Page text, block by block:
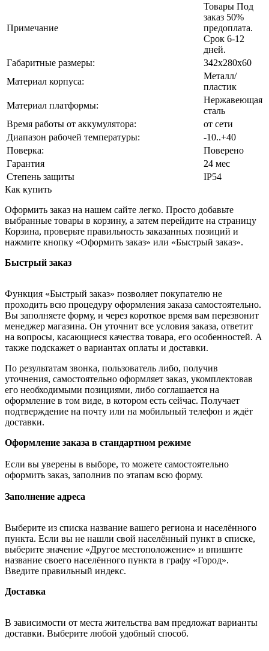
Примечание
Товары Под
заказ 50%
предоплата.
Срок 6-12
дней.
Габаритные размеры:
342х280х60
Материал корпуса:
Металл/
пластик
Материал платформы:
Нержавеющая
сталь
Время работы от аккумулятора:
от сети
Диапазон рабочей температуры:
-10..+40
Поверка:
Поверено
Гарантия
24 мес
Степень защиты
IP54
Как купить
Оформить заказ на нашем сайте легко. Просто добавьте
выбранные товары в корзину, а затем перейдите на страницу
Корзина, проверьте правильность заказанных позиций и
нажмите кнопку «Оформить заказ» или «Быстрый заказ».
Быстрый заказ
Функция «Быстрый заказ» позволяет покупателю не
проходить всю процедуру оформления заказа самостоятельно.
Вы заполняете форму, и через короткое время вам перезвонит
менеджер магазина. Он уточнит все условия заказа, ответит
на вопросы, касающиеся качества товара, его особенностей. А
также подскажет о вариантах оплаты и доставки.
По результатам звонка, пользователь либо, получив
уточнения, самостоятельно оформляет заказ, укомплектовав
его необходимыми позициями, либо соглашается на
оформление в том виде, в котором есть сейчас. Получает
подтверждение на почту или на мобильный телефон и ждёт
доставки.
Оформление заказа в стандартном режиме
Если вы уверены в выборе, то можете самостоятельно
оформить заказ, заполнив по этапам всю форму.
Заполнение адреса
Выберите из списка название вашего региона и населённого
пункта. Если вы не нашли свой населённый пункт в списке,
выберите значение «Другое местоположение» и впишите
название своего населённого пункта в графу «Город».
Введите правильный индекс.
Доставка
В зависимости от места жительства вам предложат варианты
доставки. Выберите любой удобный способ.